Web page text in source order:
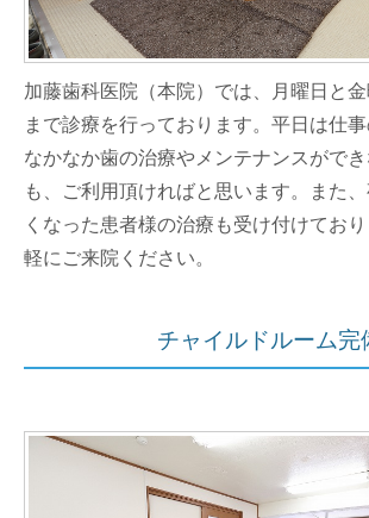
加藤歯科医院（本院）では、月曜日と
まで診療を行っております。平日は仕
なかなか歯の治療やメンテナンスがで
も、ご利用頂ければと思います。また
くなった患者様の治療も受け付けてお
軽にご来院ください。
チャイルドルーム完